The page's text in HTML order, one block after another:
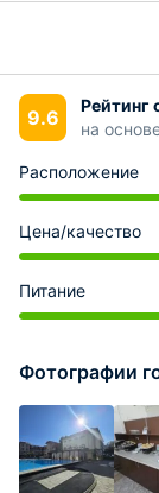
9.6
Рейтинг
на
Расположение
Цена/качество
Питание
Фотографии